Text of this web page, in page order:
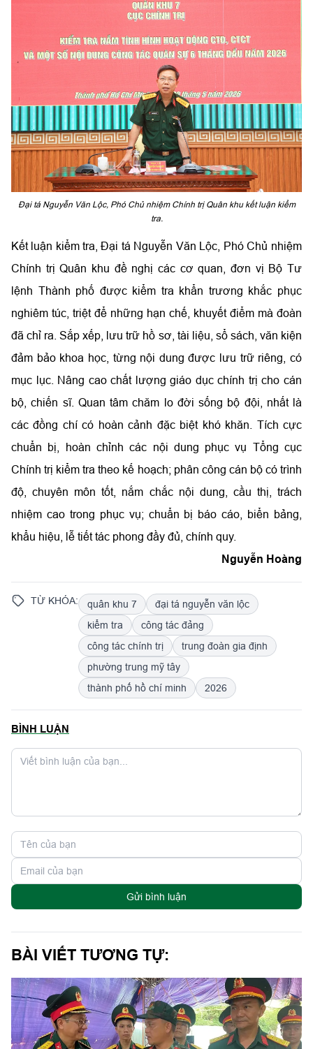
Đại tá Nguyễn Văn Lộc, Phó Chủ nhiệm Chính trị Quân khu kết luận kiểm
tra.
Kết luận kiểm tra, Đại tá Nguyễn Văn Lộc, Phó Chủ nhiệm
Chính trị Quân khu đề nghị các cơ quan, đơn vị Bộ Tư
lệnh Thành phố được kiểm tra khẩn trương khắc phục
nghiêm túc, triệt để những hạn chế, khuyết điểm mà đoàn
đã chỉ ra. Sắp xếp, lưu trữ hồ sơ, tài liệu, sổ sách, văn kiện
đảm bảo khoa học, từng nội dung được lưu trữ riêng, có
mục lục. Nâng cao chất lượng giáo dục chính trị cho cán
bộ, chiến sĩ. Quan tâm chăm lo đời sống bộ đội, nhất là
các đồng chí có hoàn cảnh đặc biệt khó khăn. Tích cực
chuẩn bị, hoàn chỉnh các nội dung phục vụ Tổng cục
Chính trị kiểm tra theo kế hoạch; phân công cán bộ có trình
độ, chuyên môn tốt, nắm chắc nội dung, cầu thị, trách
nhiệm cao trong phục vụ; chuẩn bị báo cáo, biển bảng,
khẩu hiệu, lễ tiết tác phong đầy đủ, chính quy.
Nguyễn Hoàng
TỪ KHÓA: quân khu 7
đại tá nguyễn văn lộc
kiểm tra
công tác đảng
công tác chính trị
trung đoàn gia định
phường trung mỹ tây
thành phố hồ chí minh
2026
BÌNH LUẬN
Gửi bình luận
BÀI VIẾT TƯƠNG TỰ: